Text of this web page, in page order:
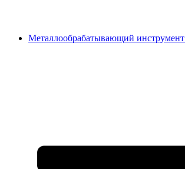
Металлообрабатывающий инструмент